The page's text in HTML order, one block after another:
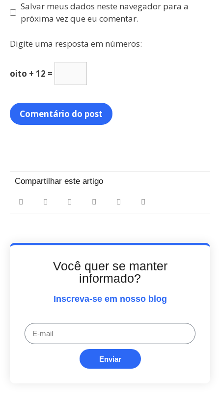
Salvar meus dados neste navegador para a
próxima vez que eu comentar.
Digite uma resposta em números:
oito + 12 =
Compartilhar este artigo
Você quer se manter
informado?
Inscreva-se em nosso blog
Enviar